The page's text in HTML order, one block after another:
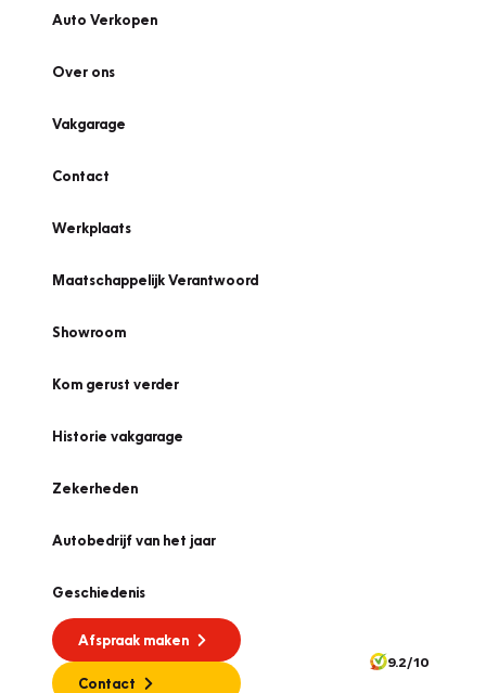
Auto Verkopen
Over ons
Vakgarage
Contact
Werkplaats
Maatschappelijk Verantwoord
Showroom
Kom gerust verder
Historie vakgarage
Zekerheden
Autobedrijf van het jaar
Geschiedenis
Afspraak maken
Contact
9.2/10